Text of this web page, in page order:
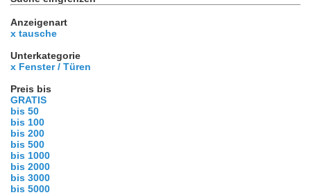
Anzeigenart
x tausche
Unterkategorie
x Fenster / Türen
Preis bis
GRATIS
bis 50
bis 100
bis 200
bis 500
bis 1000
bis 2000
bis 3000
bis 5000